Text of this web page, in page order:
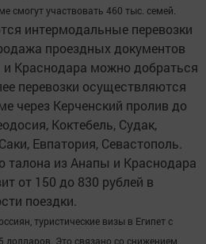
смогут участвовать 460 тыс. семей.
интермодальные перевозки
проездных документов
Краснодара можно добраться
перевозки осуществляются
через Керченский пролив до
Коктебель, Судак,
Евпатория, Севастополь.
талона из Анапы и Краснодара
от 150 до 830 рублей в
поездки.
туристические визы в Египет с
Это связано со снижением